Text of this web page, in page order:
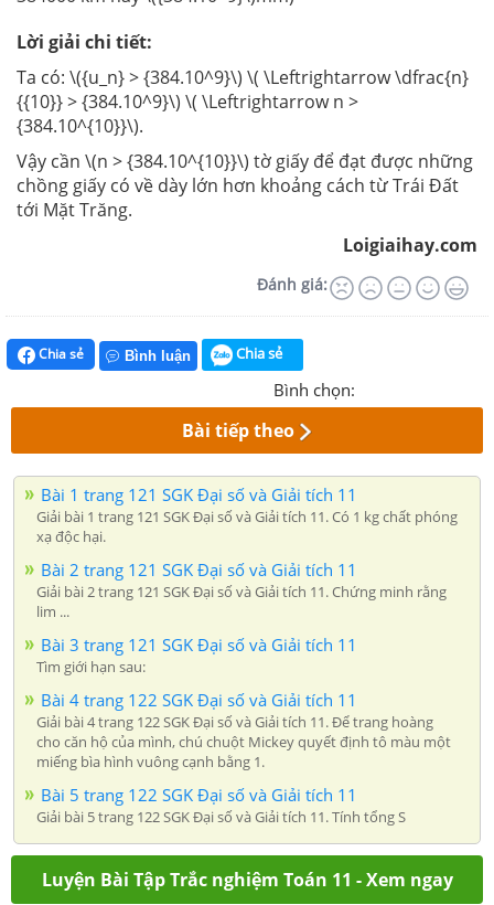
Lời giải chi tiết:
Ta có: \({u_n} > {384.10^9}\) \( \Leftrightarrow \dfrac{n}
{{10}} > {384.10^9}\) \( \Leftrightarrow n >
{384.10^{10}}\).
Vậy cần \(n > {384.10^{10}}\) tờ giấy để đạt được những
chồng giấy có về dày lớn hơn khoảng cách từ Trái Đất
tới Mặt Trăng.
Loigiaihay.com
Đánh giá:
Chia sẻ Bình luận Chia sẻ
Bình chọn:
Bài tiếp theo
Bài 1 trang 121 SGK Đại số và Giải tích 11
Giải bài 1 trang 121 SGK Đại số và Giải tích 11. Có 1 kg chất phóng
xạ độc hại.
Bài 2 trang 121 SGK Đại số và Giải tích 11
Giải bài 2 trang 121 SGK Đại số và Giải tích 11. Chứng minh rằng
lim ...
Bài 3 trang 121 SGK Đại số và Giải tích 11
Tìm giới hạn sau:
Bài 4 trang 122 SGK Đại số và Giải tích 11
Giải bài 4 trang 122 SGK Đại số và Giải tích 11. Để trang hoàng
cho căn hộ của mình, chú chuột Mickey quyết định tô màu một
miếng bìa hình vuông cạnh bằng 1.
Bài 5 trang 122 SGK Đại số và Giải tích 11
Giải bài 5 trang 122 SGK Đại số và Giải tích 11. Tính tổng S
Luyện Bài Tập Trắc nghiệm Toán 11 - Xem ngay